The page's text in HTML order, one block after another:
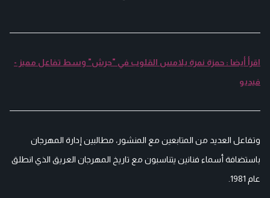
اقرأ أيضا : حمزة نمرة يلامس القلوب في "جرش" وسط تفاعل مميز -
فيديو
وتفاعل العديد من المتابعين مع المنشور، مطالبين إدارة المهرجان
باستضافة أسماء فنانين يتناسبون مع تاريخ المهرجان العريق الذي انطلق
عام 1981.